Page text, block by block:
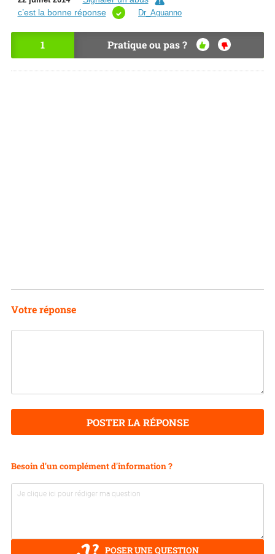
c’est la bonne réponse
Dr_Aguanno
1 Pratique ou pas ?
OU
I
NO
Votre réponse
POSTER LA RÉPONSE
Besoin d'un complément d'information ?
POSER UNE QUESTION